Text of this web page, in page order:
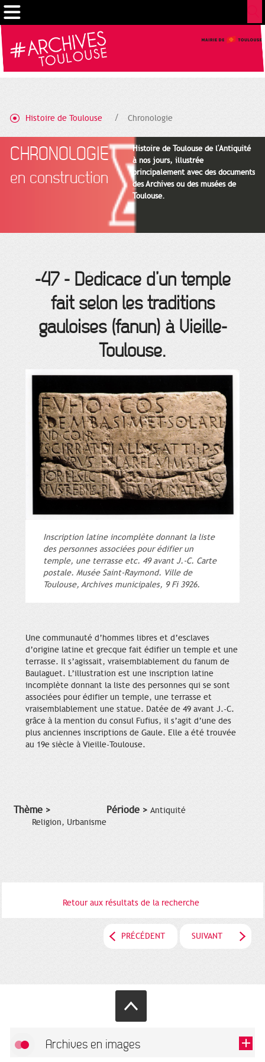
Histoire de Toulouse Chronologie
CHRONOLOGIE
en construction
Histoire de Toulouse de l'Antiquité
à nos jours, illustrée
principalement avec des documents
des Archives ou des musées de
Toulouse.
-47- Dédicace d’un temple
fait selon les traditions
gauloises (fanun) à Vieille-
Toulouse.
Inscription latine incomplète donnant la liste
des personnes associées pour édifier un
temple, une terrasse etc. 49 avant J.-C. Carte
postale. Musée Saint-Raymond. Ville de
Toulouse, Archives municipales, 9 Fi 3926.
Une communauté d’hommes libres et d’esclaves
d’origine latine et grecque fait édifier un temple et une
terrasse. Il s’agissait, vraisemblablement du fanum de
Baulaguet. L’illustration est une inscription latine
incomplète donnant la liste des personnes qui se sont
associées pour édifier un temple, une terrasse et
vraisemblablement une statue. Datée de 49 avant J.-C.
grâce à la mention du consul Fufius, il s’agit d’une des
plus anciennes inscriptions de Gaule. Elle a été trouvée
au 19e siècle à Vieille-Toulouse.
Thème >
Religion, Urbanisme
Période > Antiquité
Retour aux résultats de la recherche
PRÉCÉDENT SUIVANT
Archives en images
Gestion de vos préférences sur les cookies